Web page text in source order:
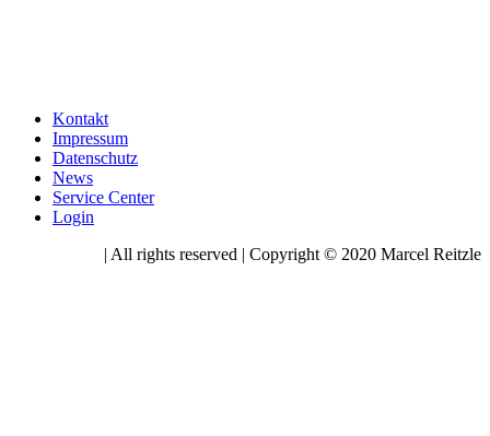
Kontakt
Impressum
Datenschutz
News
Service Center
Login
| All rights reserved | Copyright © 2020 Marcel Reitzle